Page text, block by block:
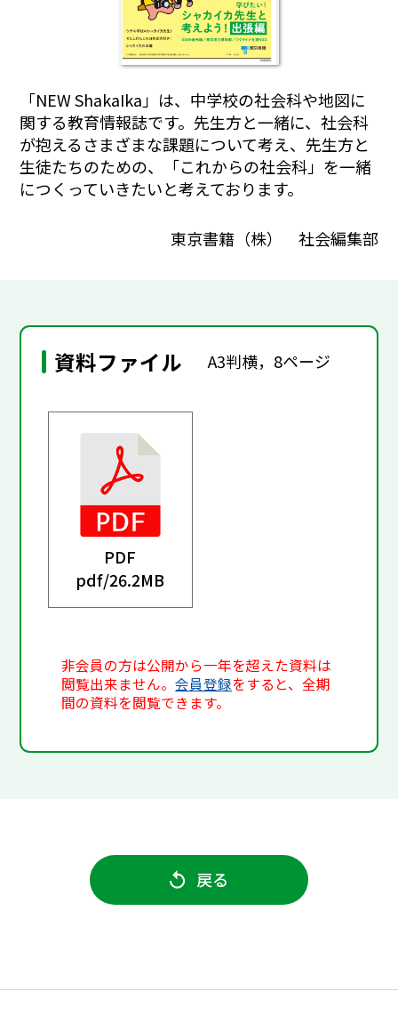
「NEW ShakaIka」は、中学校の社会科や地図に
関する教育情報誌です。先生方と一緒に、社会科
が抱えるさまざまな課題について考え、先生方と
生徒たちのための、「これからの社会科」を一緒
につくっていきたいと考えております。
東京書籍（株） 社会編集部
資料ファイル A3判横，8ページ
PDF
pdf/26.2MB
非会員の方は公開から一年を超えた資料は
閲覧出来ません。会員登録をすると、全期
間の資料を閲覧できます。
戻る